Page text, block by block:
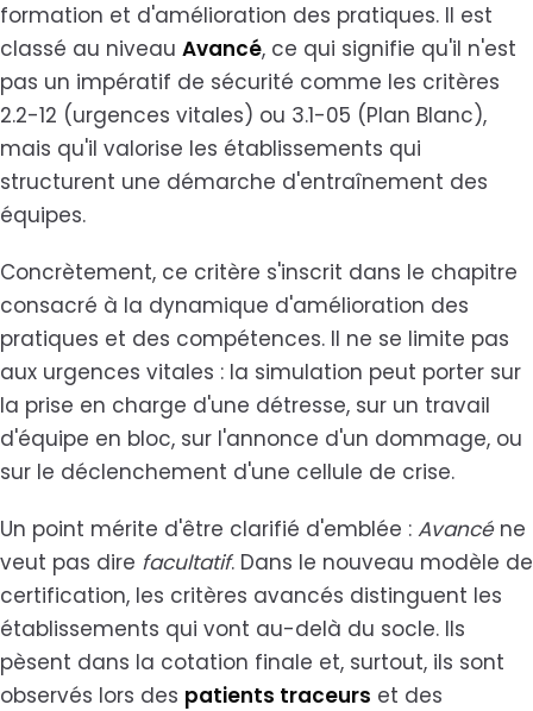
formation et d'amélioration des pratiques. Il est
classé au niveau Avancé, ce qui signifie qu'il n'est
pas un impératif de sécurité comme les critères
2.2-12 (urgences vitales) ou 3.1-05 (Plan Blanc),
mais qu'il valorise les établissements qui
structurent une démarche d'entraînement des
équipes.
Concrètement, ce critère s'inscrit dans le chapitre
consacré à la dynamique d'amélioration des
pratiques et des compétences. Il ne se limite pas
aux urgences vitales : la simulation peut porter sur
la prise en charge d'une détresse, sur un travail
d'équipe en bloc, sur l'annonce d'un dommage, ou
sur le déclenchement d'une cellule de crise.
Un point mérite d'être clarifié d'emblée : Avancéne
veut pas dire facultatif. Dans le nouveau modèle de
certification, les critères avancés distinguent les
établissements qui vont au-delà du socle. Ils
pèsent dans la cotation finale et, surtout, ils sont
observés lors des patients traceurs et des